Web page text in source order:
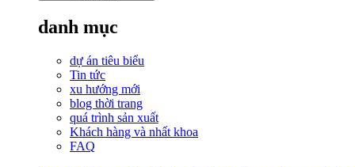
danh mục
dự án tiêu biểu
Tin tức
xu hướng mới
blog thời trang
quá trình sản xuất
Khách hàng và nhất khoa
FAQ